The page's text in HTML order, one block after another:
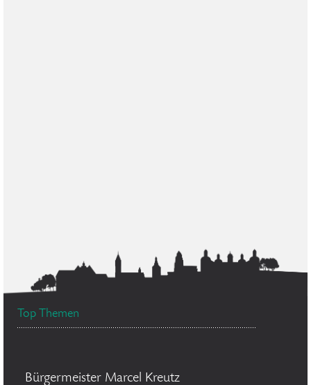
Top Themen
Bürgermeister Marcel Kreutz